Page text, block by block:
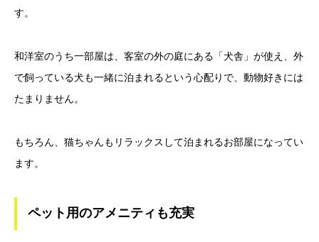
す。
和洋室のうち一部屋は、客室の外の庭にある「犬舎」が使え、外
で飼っている犬も一緒に泊まれるという心配りで、動物好きには
たまりません。
もちろん、猫ちゃんもリラックスして泊まれるお部屋になってい
ます。
ペット用のアメニティも充実